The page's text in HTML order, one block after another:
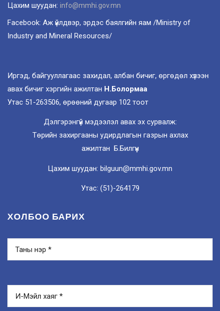
Цахим шуудан: info@mmhi.gov.mn
Facebook: Аж үйлдвэр, эрдэс баялгийн яам /Ministry of
Industry and Mineral Resources/
Иргэд, байгууллагаас захидал, албан бичиг, өргөдөл хүлээн
авах бичиг хэргийн ажилтан Н.Болормаа
Утас 51-263506, өрөөний дугаар 102 тоот
Дэлгэрэнгүй мэдээлэл авах эх сурвалж:
Төрийн захиргааны удирдлагын газрын ахлах
ажилтан Б.Билгүүн
Цахим шуудан: bilguun@mmhi.gov.mn
Утас: (51)-264179
ХОЛБОО БАРИХ